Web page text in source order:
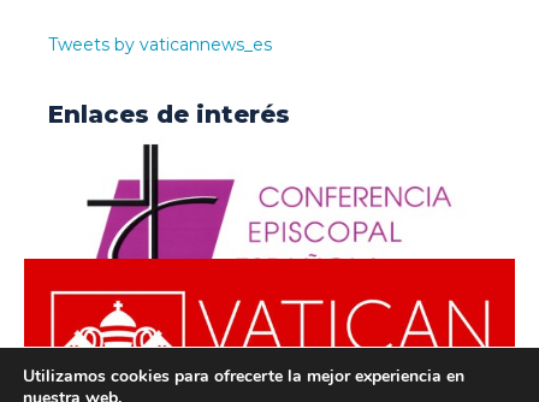
Tweets by vaticannews_es
Enlaces de interés
Utilizamos cookies para ofrecerte la mejor experiencia en